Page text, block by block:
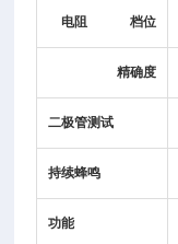
电阻 档位
精确度
二极管测试
持续蜂鸣
功能